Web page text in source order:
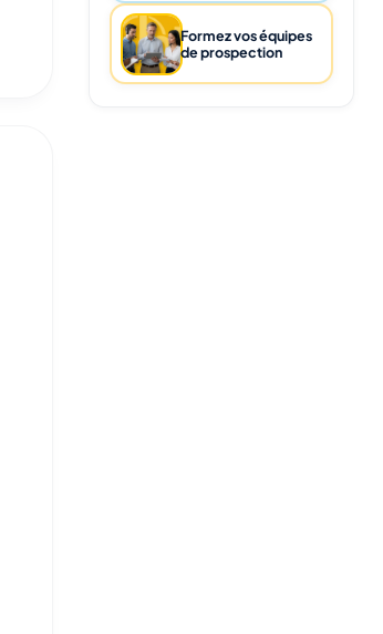
Formez vos équipes
de prospection